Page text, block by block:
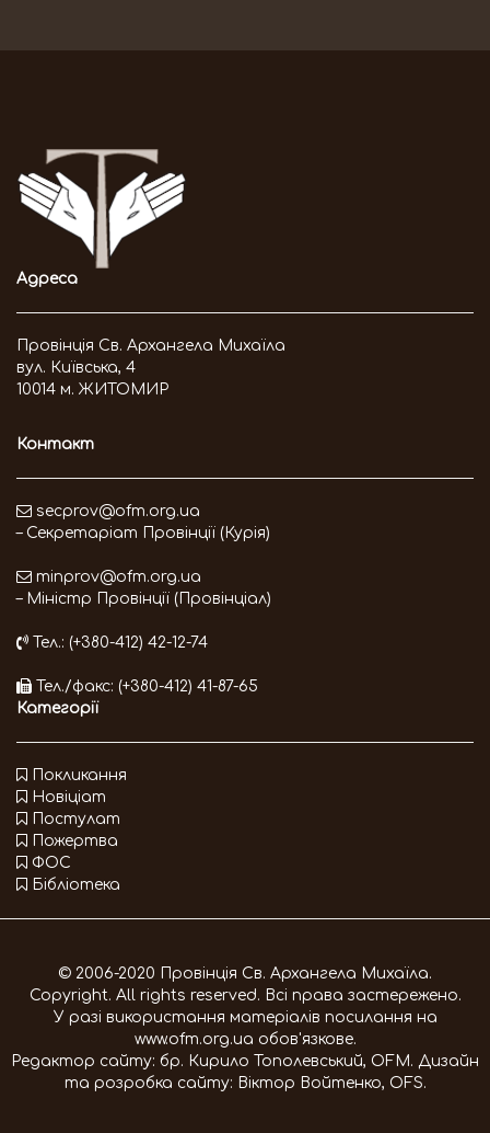
Адреса
Провінція Св. Архангела Михаїла
вул. Київська, 4
10014 м. ЖИТОМИР
Контакт
secprov@ofm.org.ua
– Секретаріат Провінції (Курія)
minprov@ofm.org.ua
– Міністр Провінції (Провінціал)
Тел.: (+380-412) 42-12-74
Тел./факс: (+380-412) 41-87-65
Категорії
Покликання
Новіціат
Постулат
Пожертва
ФОС
Бібліотека
© 2006-2020 Провінція Св. Архангела Михаїла.
Copyright. All rights reserved. Всі права застережено.
У разі використання матеріалів посилання на
www.ofm.org.ua обов'язкове.
Редактор сайту: бр. Кирило Тополевський, OFM. Дизайн
та розробка сайту: Віктор Войтенко, OFS.